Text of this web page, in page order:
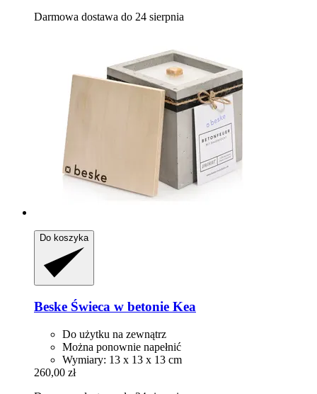
Darmowa dostawa do 24 sierpnia
Do koszyka
Beske Świeca w betonie Kea
Do użytku na zewnątrz
Można ponownie napełnić
Wymiary: 13 x 13 x 13 cm
260,00 zł